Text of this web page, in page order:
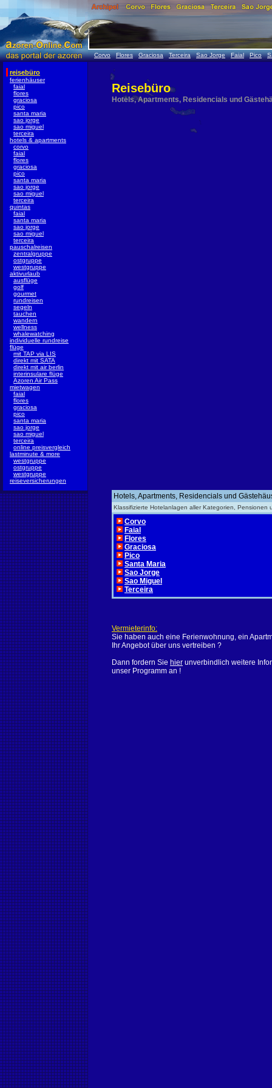
Corvo Flores Graciosa Terceira Sao Jorge Faial Pico
reisebüro
ferienhäuser
faial
flores
graciosa
pico
santa maria
sao jorge
sao miguel
terceira
hotels & apartments
corvo
faial
flores
graciosa
pico
santa maria
sao jorge
sao miguel
terceira
quintas
faial
santa maria
sao jorge
sao miguel
terceira
pauschalreisen
zentralgruppe
ostgruppe
westgruppe
aktivurlaub
ausflüge
golf
gourmet
rundreisen
segeln
tauchen
wandern
wellness
whalewatching
individuelle rundreise
flüge
mit TAP via LIS
direkt mit SATA
direkt mit air berlin
interinsulare flüge
Azoren Air Pass
mietwagen
faial
flores
graciosa
pico
santa maria
sao jorge
sao miguel
terceira
online preisvergleich
lastminute & more
westgruppe
ostgruppe
westgruppe
reiseversicherungen
Reisebüro
Hotels, Apartments, Residencials und
Hotels, Apartments, Residencials und
Klassifizierte Hotelanlagen aller Kategorien, Pensionen
Corvo
Faial
Flores
Graciosa
Pico
Santa Maria
Sao Jorge
Sao Miguel
Terceira
Vermieterinfo:
Sie haben auch eine Ferienwohnung, ein
Ihr Angebot über uns vertreiben ?
Dann fordern Sie hier unverbindlich weitere
unser Programm an !